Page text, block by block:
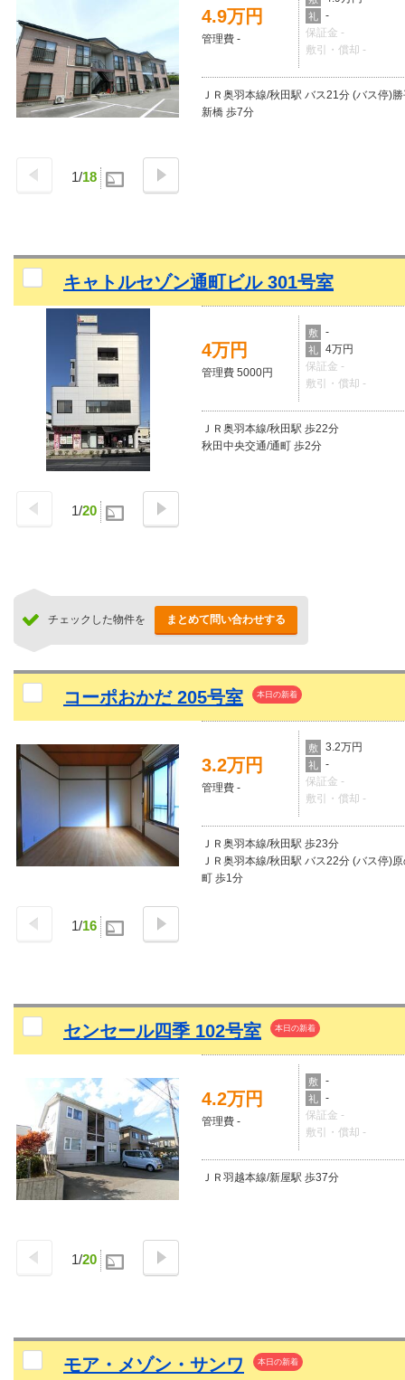
1/18
4.9万円
管理費 -
礼
-
保証金 -
敷引・償却 -
ＪＲ奥羽本線/秋田駅 バス21分 (バス停)
新橋 歩7分
キャトルセゾン通町ビル 301号室
1/20
4万円
管理費 5000円
敷 -
礼
4万円
保証金 -
敷引・償却 -
ＪＲ奥羽本線/秋田駅 歩22分
秋田中央交通/通町 歩2分
チェックした物件を まとめて問い合わせする
コーポおかだ 205号室 本日の新着
1/16
3.2万円
管理費 -
敷 3.2万円
礼
-
保証金 -
敷引・償却 -
ＪＲ奥羽本線/秋田駅 歩23分
ＪＲ奥羽本線/秋田駅 バス22分 (バス停)
町 歩1分
センセール四季 102号室 本日の新着
1/20
4.2万円
管理費 -
敷 -
礼
-
保証金 -
敷引・償却 -
ＪＲ羽越本線/新屋駅 歩37分
モア・メゾン・サンワ 本日の新着